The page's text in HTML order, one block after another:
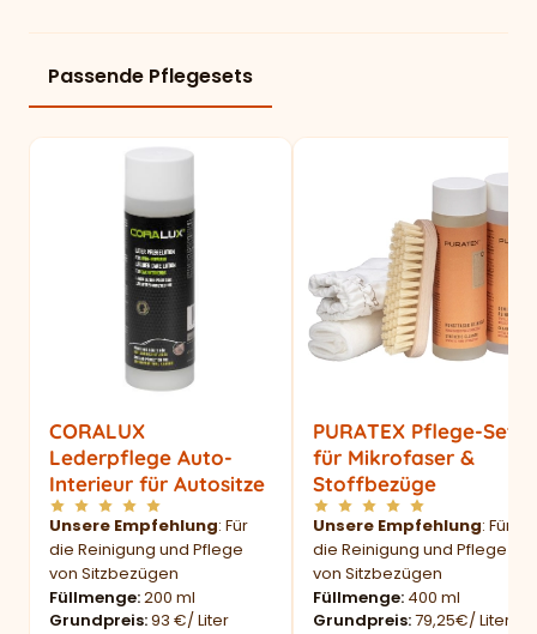
Passende Pflegesets
CORALUX
Lederpflege Auto-
Interieur für Autositze
Unsere Empfehlung: Für
die Reinigung und Pflege
von Sitzbezügen
Füllmenge 200 ml
Grundpreis 93 €/ Liter
PURATEX Pflege-Set
für Mikrofaser &
Stoffbezüge
Unsere Empfehlung: Für
die Reinigung und Pflege
von Sitzbezügen
Füllmenge 400 ml
Grundpreis 79,25€/ Liter